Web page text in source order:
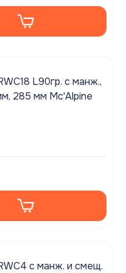
L90гр. с манж.,
285 мм Mc'Alpine
с манж. и смещ.